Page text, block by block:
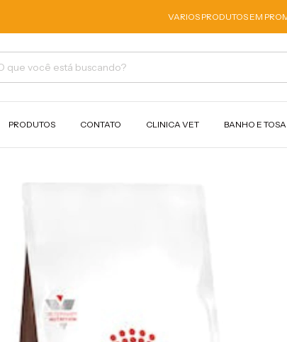
VARIOS PRODUTOS EM PROMOÇÃO!
PRODUTOS CONTATO CLINICA VET BANHO E TOSA